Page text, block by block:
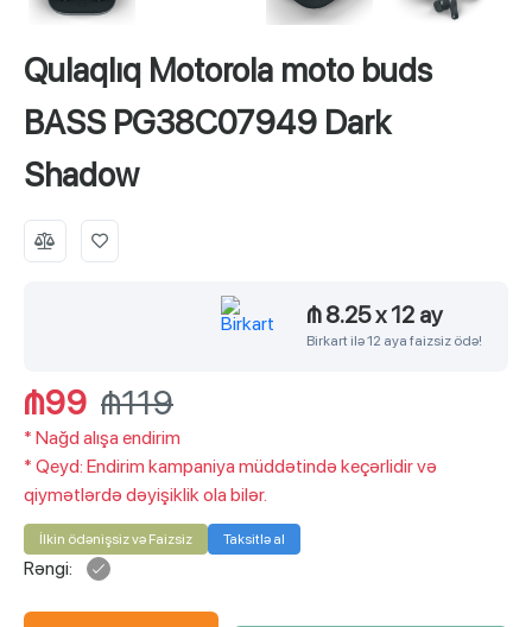
Qulaqlıq Motorola moto buds
BASS PG38C07949 Dark
Shadow
₼ 8.25x12 ay
Birkart ilə 12 aya faizsiz ödə!
₼99 ₼119
* Nağd alışa endirim
* Qeyd: Endirim kampaniya müddətində keçərlidir və
qiymətlərdə dəyişiklik ola bilər.
İlkin ödənişsiz və Faizsiz Taksitlə al
Rəngi: